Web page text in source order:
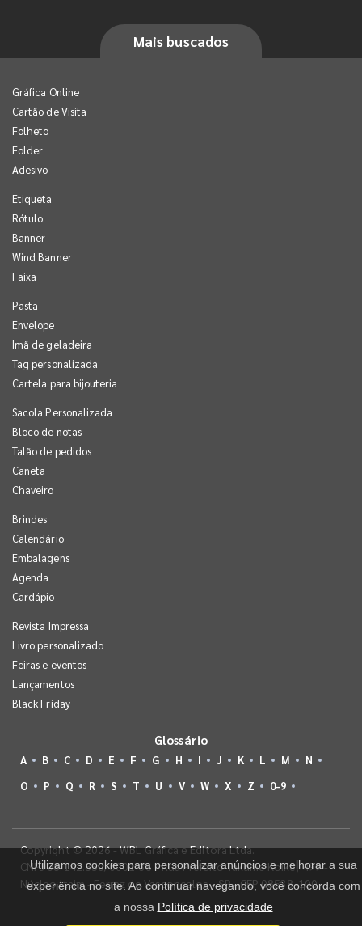
Mais buscados
Gráfica Online
Cartão de Visita
Folheto
Folder
Adesivo
Etiqueta
Rótulo
Banner
Wind Banner
Faixa
Pasta
Envelope
Imã de geladeira
Tag personalizada
Cartela para bijouteria
Sacola Personalizada
Bloco de notas
Talão de pedidos
Caneta
Chaveiro
Brindes
Calendário
Embalagens
Agenda
Cardápio
Revista Impressa
Livro personalizado
Feiras e eventos
Lançamentos
Black Friday
Glossário
A B C D E F G H I J K L M
N
O
P Q R S T U V W X Z 0-9
Copyright © 2026 - WBL Gráfica e Editora Ltda.
CNPJ 08.142.850/0001-36 - Rua Prefeito Takume Koike, 499 -
Núcleo Itaim - Ferraz de Vasconcelos - SP - CEP 08538-100
Utilizamos cookies para personalizar anúncios e melhorar a sua
experiência no site. Ao continuar navegando, você concorda com
a nossa Política de privacidade